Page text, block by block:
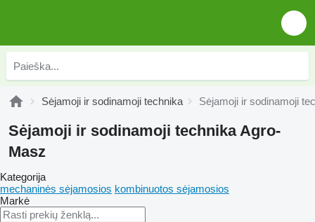
Sėjamoji ir sodinamoji technika Sėjamoji ir sodinamoji
Sėjamoji ir sodinamoji technika Agro-
Masz
Kategorija
mechaninės sėjamosios kombinuotos sėjamosios
Markė